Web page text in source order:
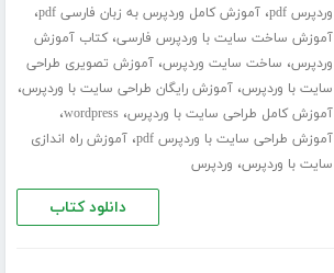
وردپرس pdf
،آموزش کامل وردپرس به زبان فارسی pdf ،
آموزش ساخت سایت با وردپرس فارسی،کتاب آموزش
وردپرس، ساخت سایت وردپرس،آموزش تصویری طراحی
سایت با وردپرس،آموزش رایگان طراحی سایت با وردپرس،
آموزش کامل طراحی سایت با وردپرس،wordpress،
آموزش طراحی سایت با وردپرس pdf ،آموزش راه اندازی
سایت با وردپرس، وردپرس
دانلود کتاب